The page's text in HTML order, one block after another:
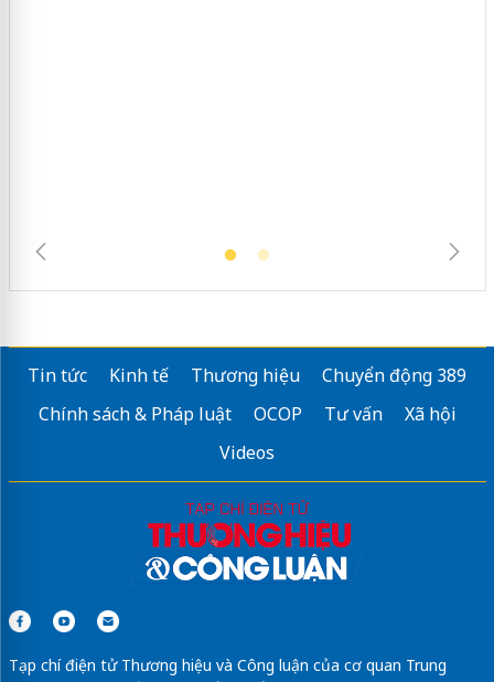
Tin tức Kinh tế Thương hiệu
Chuyển động 389
Chính sách & Pháp luật
OCOP Tư vấn
Xã hội
Videos
Tạp chí điện tử Thương hiệu và Công luận của cơ quan Trung